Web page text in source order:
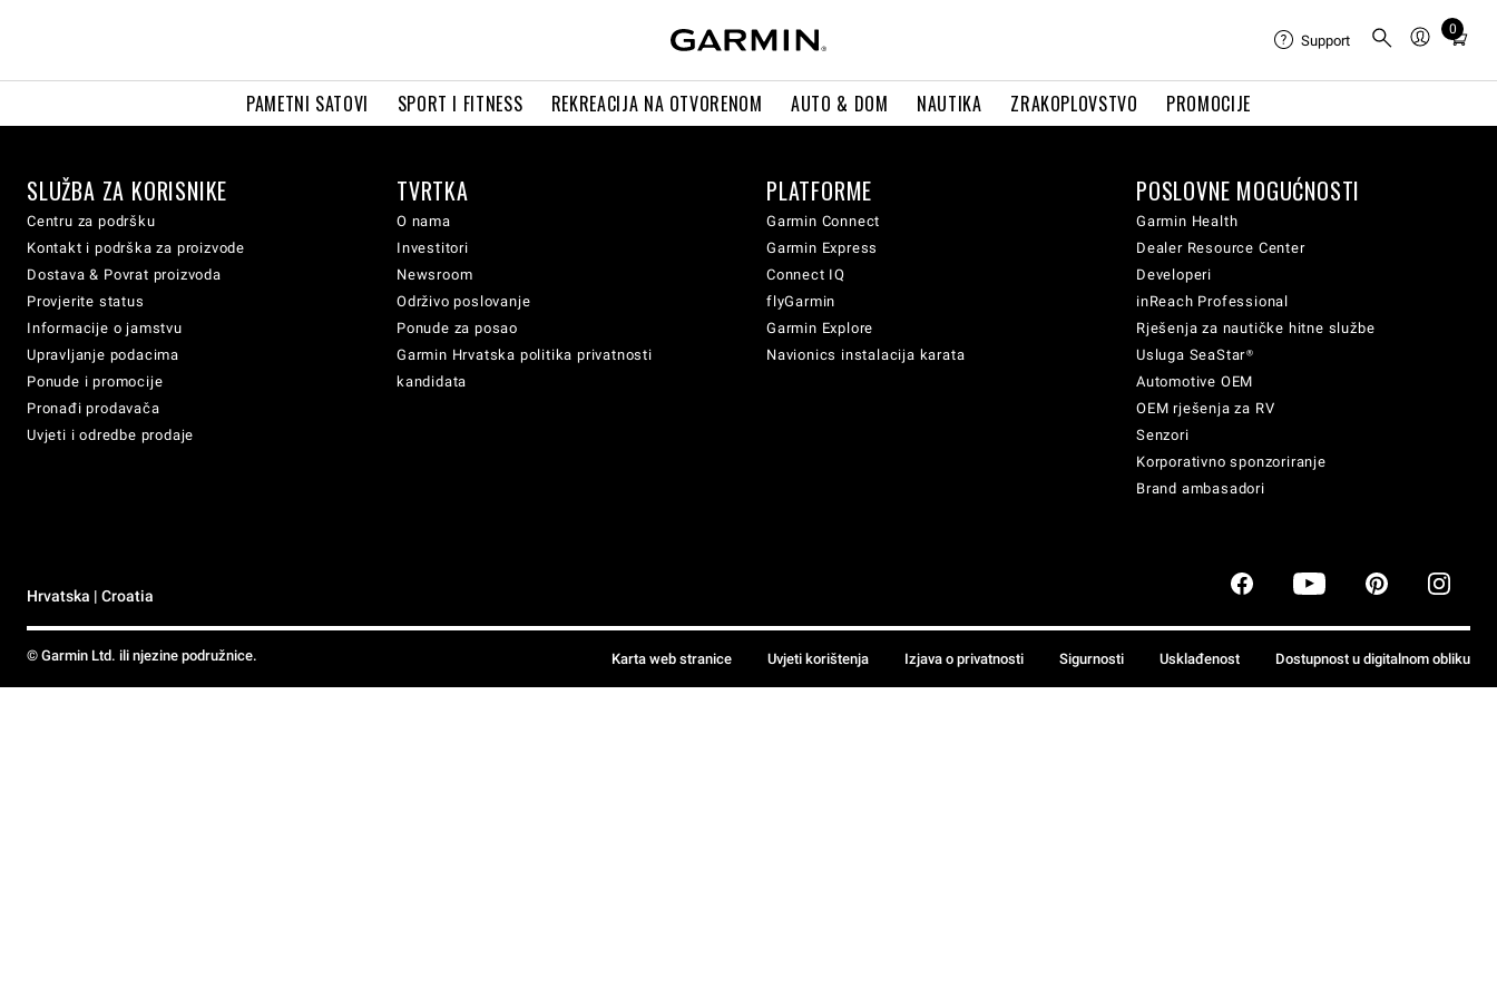
PAMETNI SATOVI SPORT I FITNESS REKREACIJA NA OTVORENOM AUTO & DOM NAUTIKA ZRAKOPLOVSTVO PROMOCIJE
Support
0
Total
cart:
SLUŽBA ZA KORISNIKE
Centru za podršku
Kontakt i podrška za proizvode
Dostava & Povrat proizvoda
Provjerite status
Informacije o jamstvu
Upravljanje podacima
Ponude i promocije
Pronađi prodavača
Uvjeti i odredbe prodaje
TVRTKA
O nama
Investitori
Newsroom
Održivo poslovanje
Ponude za posao
Garmin Hrvatska politika privatnosti
kandidata
PLATFORME
Garmin Connect
Garmin Express
Connect IQ
flyGarmin
Garmin Explore
Navionics instalacija karata
POSLOVNE MOGUĆNOSTI
Garmin Health
Dealer Resource Center
Developeri
inReach Professional
Rješenja za nautičke hitne službe
Usluga SeaStar®
Automotive OEM
OEM rješenja za RV
Senzori
Korporativno sponzoriranje
Brand ambasadori
Hrvatska | Croatia
© Garmin Ltd. ili njezine podružnice. Karta web stranice Uvjeti korištenja Izjava o privatnosti Sigurnosti Usklađenost Dostupnost u digitalnom obliku